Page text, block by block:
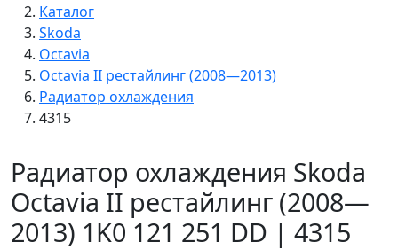
Каталог
Skoda
Octavia
Octavia II рестайлинг (2008—2013)
Радиатор охлаждения
4315
Радиатор охлаждения Skoda
Octavia II рестайлинг (2008—
2013) 1K0 121 251 DD | 4315